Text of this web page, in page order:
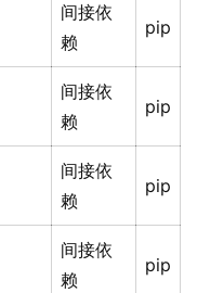
间接依
赖
pip
间接依
赖
pip
间接依
赖
pip
间接依
赖
pip